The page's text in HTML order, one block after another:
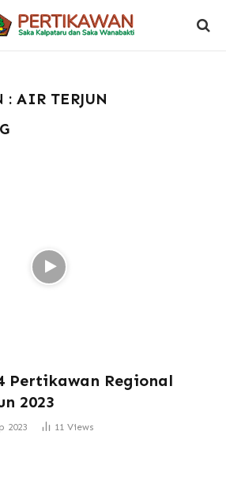
:AIR TERJUN
Pertikawan Regional
2023
2023 11 Views